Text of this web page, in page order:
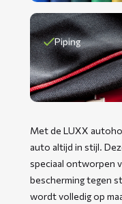
Piping
Met de LUXX
auto altijd in stijl.
speciaal ontworpen
bescherming tegen
wordt volledig op